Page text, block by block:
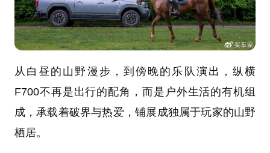
从白昼的山野漫步，到傍晚的乐队演出，纵横
F700不再是出行的配角，而是户外生活的有机组
成，承载着破界与热爱，铺展成独属于玩家的山野
栖居。